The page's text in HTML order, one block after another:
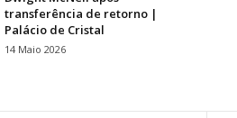
transferência de retorno |
Palácio de Cristal
14 Maio 2026